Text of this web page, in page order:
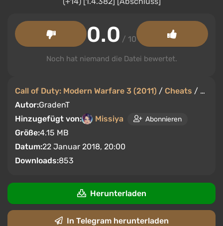
Call of Duty: Modern Warfare 3 (2011) / Cheats /
Autor:GradenT
Hinzugefügt von:
Missiya Abonnieren
Größe:4.15 MB
Datum:22 Januar 2018, 20:00
Downloads:853
0.0 / 10
Noch hat niemand die Datei bewertet.
Herunterladen
In Telegram herunterladen